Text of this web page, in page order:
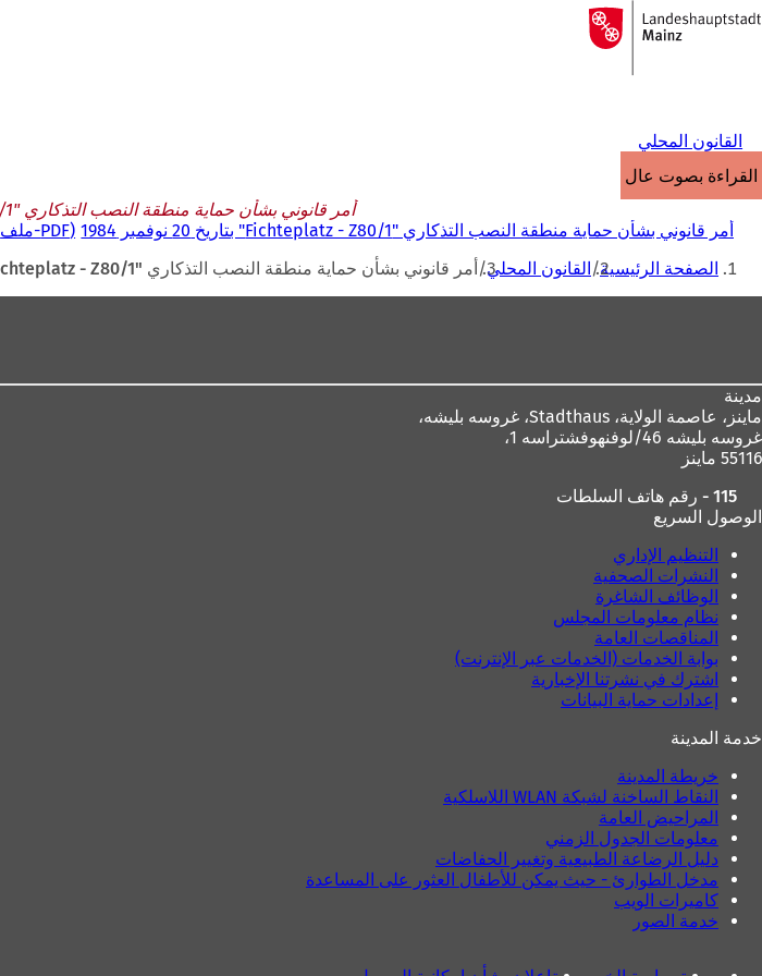
الانتقال إلى المحتوى
إلى
الصفحة
القانون المحلي
القراءة بصوت عالٍ
أمر قانوني بشأن حماية منطقة النصب التذكاري "Fichteplatz - Z80/1" بتاريخ 20 نوفمبر 1984
أمر قانوني بشأن حماية منطقة النصب التذكاري "Fichteplatz - Z80/1" بتاريخ 20 نوفمبر 1984
PDF-ملف
أنت الصفحة الرئيسية القانون المحلي أمر قانوني بشأن حماية منطقة النصب التذكاري "Fichteplatz - Z80/1" بتاريخ 20 نوفمبر 1984
مدينة
ماينز، عاصمة الولاية،
غروسه بليشه 46/لوفنهوفشتراسه 1،
55116 ماينز
115 - رقم هاتف السلطات
الوصول السريع
التنظيم الإداري
النشرات الصحفية
الوظائف الشاغرة
نظام معلومات المجلس
المناقصات العامة
بوابة الخدمات (الخدمات عبر الإنترنت)
اشترك في نشرتنا الإخبارية
إعدادات حماية البيانات
خدمة المدينة
خريطة المدينة
النقاط الساخنة لشبكة WLAN اللاسلكية
المراحيض العامة
معلومات الجدول الزمني
دليل الرضاعة الطبيعية وتغيير الحفاضات
مدخل الطوارئ - حيث يمكن للأطفال العثور على المساعدة
كاميرات الويب
خدمة الصور